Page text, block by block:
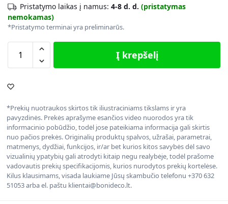
Pristatymo laikas į namus: 4-8 d. d. (pristatymas
nemokamas)
*Pristatymo terminai yra preliminarūs.
Į krepšelį
*Prekių nuotraukos skirtos tik iliustraciniams tikslams ir yra
pavyzdinės. Prekės aprašyme esančios video nuorodos yra tik
informacinio pobūdžio, todėl jose pateikiama informacija gali skirtis
nuo pačios prekės. Originalių produktų spalvos, užrašai, parametrai,
matmenys, dydžiai, funkcijos, ir/ar bet kurios kitos savybės dėl savo
vizualinių ypatybių gali atrodyti kitaip negu realybėje, todėl prašome
vadovautis prekių specifikacijomis, kurios nurodytos prekių kortelėse.
Kilus klausimams, visada laukiame Jūsų skambučio telefonu +370 632
51053 arba el. paštu klientai@bonideco.lt.